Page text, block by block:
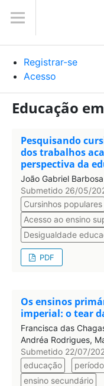
Registrar-se
Acesso
Educação
Pesquisando
dos trabalhos
perspectiva da
João Gabriel
Submetido 26/05/
Cursinhos populares
Acesso ao ensino
Desigualdade
PDF
Os ensinos
imperial: o tear
Francisca das
Andréa Rodrigues,
Submetido 22/07/
educação
ensino secundário